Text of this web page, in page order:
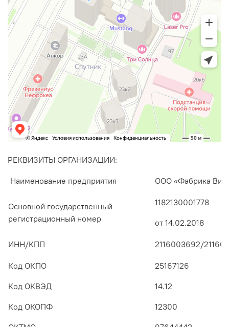
РЕКВИЗИТЫ ОРГАНИЗАЦИИ:
Наименование предприятия ООО «Фабрика
Основной государственный
регистрационный номер
1182130001778
от 14.02.2018
ИНН/КПП 2116003692/
Код ОКПО
Код ОКВЭД
Код ОКОПФ
25167126
14.12
12300